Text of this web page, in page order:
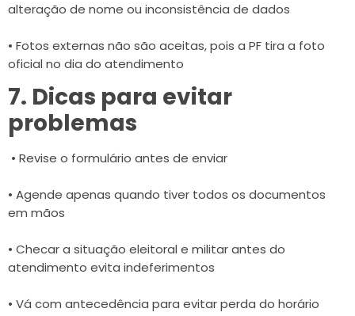
alteração de nome ou inconsistência de dados
• Fotos externas não são aceitas, pois a PF tira a foto
oficial no dia do atendimento
7. Dicas para evitar
problemas
• Revise o formulário antes de enviar
• Agende apenas quando tiver todos os documentos
em mãos
• Checar a situação eleitoral e militar antes do
atendimento evita indeferimentos
• Vá com antecedência para evitar perda do horário